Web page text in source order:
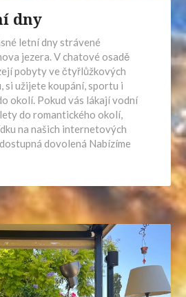
dny
letní dny strávené
jezera. V chatové osadě
pobyty ve čtyřlůžkových
si užijete koupání, sportu i
okolí. Pokud vás lákají vodní
do romantického okolí,
na našich internetových
dovolená Nabízíme